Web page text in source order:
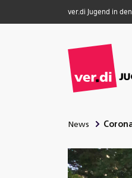
Zum Inhalt springenver.di Jugend in
News